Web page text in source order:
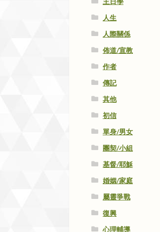
人生
人際關係
佈道/宣教
作者
傳記
其他
初信
單身/男女
團契/小組
基督/耶穌
婚姻/家庭
屬靈爭戰
復興
心理輔導